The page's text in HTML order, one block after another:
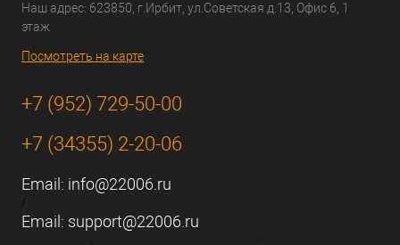
Наш адрес: 623850, г.Ирбит, ул.Советская д.13, Офис 6, 1
этаж
Посмотреть на карте
+7 (952) 729-50-00
+7 (34355) 2-20-06
Email: info@22006.ru
/
Email: support@22006.ru